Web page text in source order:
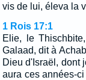
vis de lui, éleva la
1 Rois 17:1
Elie, le
Galaad, dit à
Dieu d'Israël, dont
aura ces années-